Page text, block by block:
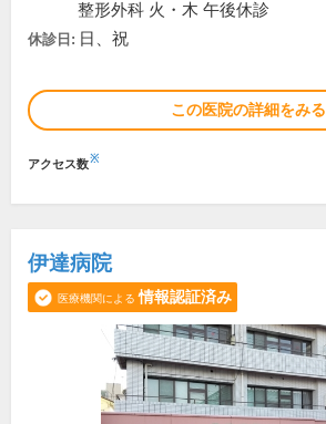
整形外科 火・木 午後休診
休診日: 日、祝
この医院の詳細をみる
アクセス数※
伊達病院
医療機関による 情報認証済み